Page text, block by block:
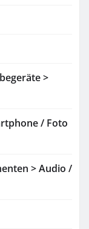
>
/ Foto
> Audio /